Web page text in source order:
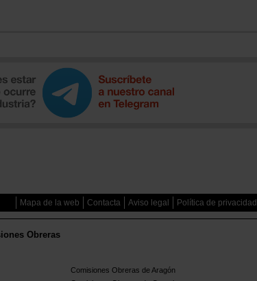
Mapa de la web Contacta Aviso legal Política de privacidad
Obreras
Comisiones Obreras de Aragón